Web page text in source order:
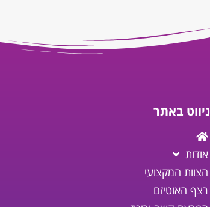
ניווט באתר
אודות
הצוות המקצועי
רצף האוטיזם